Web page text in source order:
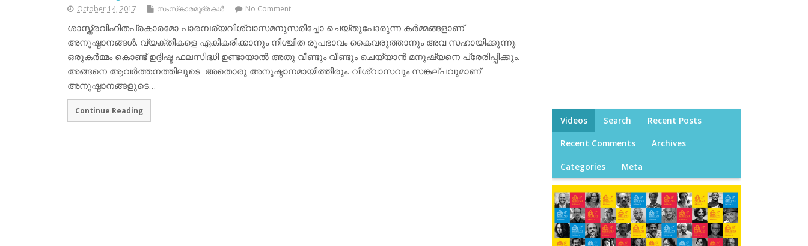
October 14, 2017 സംസ്‌കാരമുദ്രകള്‍ No Comment
ശാസ്ത്രവിഹിതപ്രകാരമോ പാരമ്പര്യവിശ്വാസമനുസരിച്ചോ ചെയ്തുപോരുന്ന കര്‍മ്മങ്ങളാണ്
അനുഷ്ഠാനങ്ങള്‍. വ്യക്തികളെ ഏകീകരിക്കാനും നിശ്ചിത രൂപഭാവം കൈവരുത്താനും അവ സഹായിക്കുന്നു.
ഒരുകര്‍മ്മം കൊണ്ട് ഉദ്ദിഷ്ട ഫലസിദ്ധി ഉണ്ടായാല്‍ അതു വീണ്ടും വീണ്ടും ചെയ്യാന്‍ മനുഷ്യനെ പ്രേരിപ്പിക്കും.
അങ്ങനെ ആവര്‍ത്തനത്തിലൂടെ അതൊരു അനുഷ്ഠാനമായിത്തീരും. വിശ്വാസവും സങ്കല്പവുമാണ്
അനുഷ്ഠാനങ്ങളുടെ…
Continue Reading
Videos Search Recent Posts
Recent Comments Archives
Categories Meta